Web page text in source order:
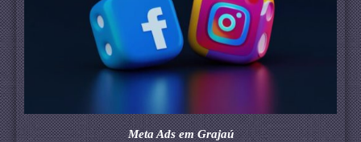
Meta Ads em Grajaú